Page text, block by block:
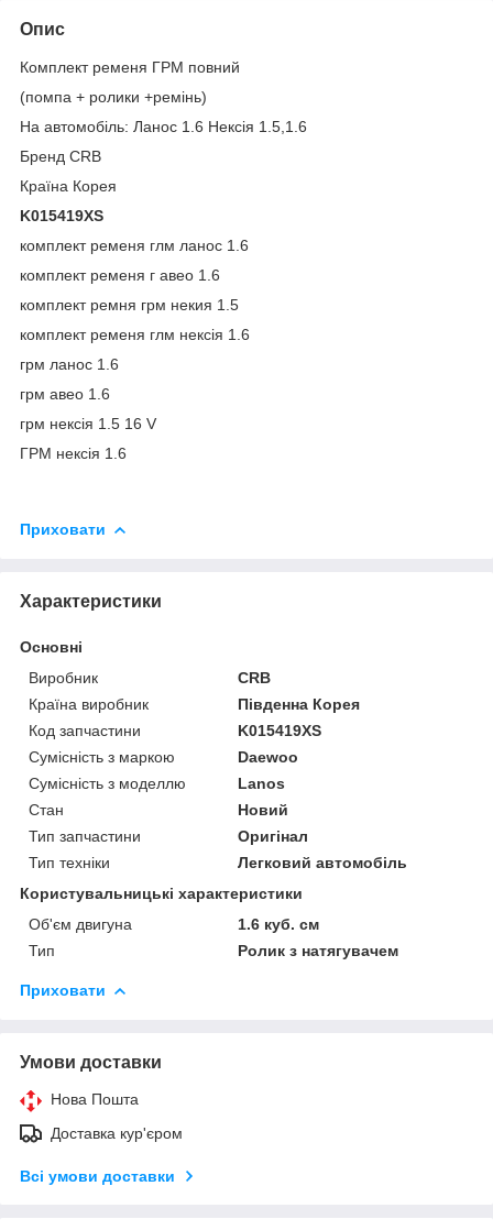
Опис
Комплект ременя ГРМ повний
(помпа + ролики +ремінь)
На автомобіль: Ланос 1.6 Нексія 1.5,1.6
Бренд CRB
Країна Корея
K015419XS
комплект ременя глм ланос 1.6
комплект ременя г авео 1.6
комплект ремня грм некия 1.5
комплект ременя глм нексія 1.6
грм ланос 1.6
грм авео 1.6
грм нексія 1.5 16 V
ГРМ нексія 1.6
Приховати
Характеристики
Основні
Виробник
CRB
Країна виробник
Південна Корея
Код запчастини
K015419XS
Сумісність з маркою
Daewoo
Сумісність з моделлю
Lanos
Стан
Новий
Тип запчастини
Оригінал
Тип техніки
Легковий автомобіль
Користувальницькі характеристики
Об'єм двигуна
1.6 куб. см
Тип
Ролик з натягувачем
Приховати
Умови доставки
Нова Пошта
Доставка кур'єром
Всі умови доставки